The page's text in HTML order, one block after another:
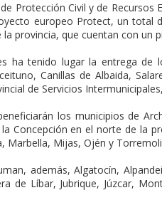
Protección Civil y de
europeo Protect, un total
la provincia, que cuentan con un
ha tenido lugar la entrega de
Canillas de Albaida,
de Servicios
los municipios de
Concepción en el norte de la
Marbella, Mijas, Ojén y
además, Algatocín,
de Líbar, Jubrique, Júzcar,